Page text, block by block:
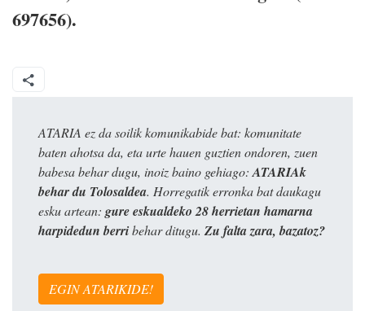
697656).
ATARIA ez da soilik komunikabide bat: komunitate
baten ahotsa da, eta urte hauen guztien ondoren, zuen
babesa behar dugu, inoiz baino gehiago: ATARIAk
behar du Tolosaldea. Horregatik erronka bat daukagu
esku artean: gure eskualdeko 28 herrietan hamarna
harpidedun berribehar ditugu. Zu falta zara, bazatoz?
EGIN ATARIKIDE!